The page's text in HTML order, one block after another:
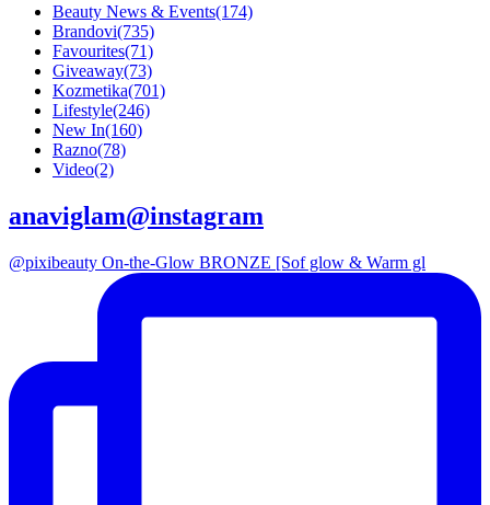
Beauty News & Events(174)
Brandovi(735)
Favourites(71)
Giveaway(73)
Kozmetika(701)
Lifestyle(246)
New In(160)
Razno(78)
Video(2)
anaviglam@instagram
@pixibeauty On-the-Glow BRONZE [Sof glow & Warm gl